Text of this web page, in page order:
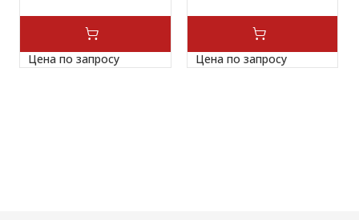
Цена по запросу Цена по запросу